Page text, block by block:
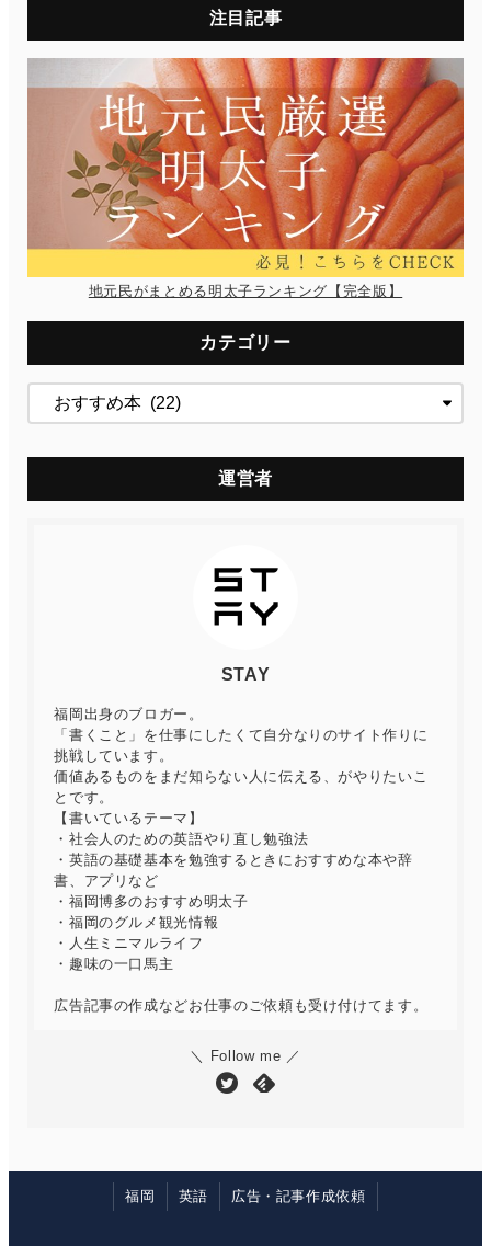
注目記事
地元民がまとめる明太子ランキング【完全版】
カテゴリー
運営者
STAY
福岡出身のブロガー。
「書くこと」を仕事にしたくて自分なりのサイト作りに
挑戦しています。
価値あるものをまだ知らない人に伝える、がやりたいこ
とです。
【書いているテーマ】
・社会人のための英語やり直し勉強法
・英語の基礎基本を勉強するときにおすすめな本や辞
書、アプリなど
・福岡博多のおすすめ明太子
・福岡のグルメ観光情報
・人生ミニマルライフ
・趣味の一口馬主
広告記事の作成などお仕事のご依頼も受け付けてます。
＼ Follow me ／
福岡 英語 広告・記事作成依頼